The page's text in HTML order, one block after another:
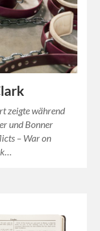
zeigte während
und Bonner
– War on